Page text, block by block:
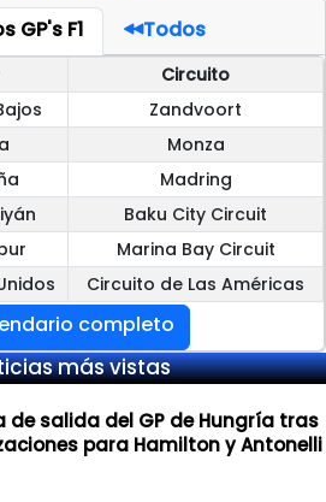
GP's F1 Todos
Circuito
Zandvoort
Monza
Madring
Baku City Circuit
Marina Bay Circuit
Circuito de Las Américas
completo
más vistas
de salida del GP de Hungría tras
para Hamilton y Antonelli